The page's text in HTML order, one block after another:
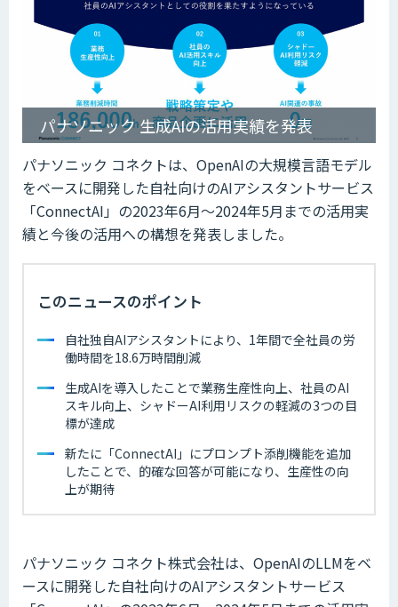
パナソニック 生成AIの活用実績を発表
パナソニック コネクトは、OpenAIの大規模言語モデル
をベースに開発した自社向けのAIアシスタントサービス
「ConnectAI」の2023年6月～2024年5月までの活用実
績と今後の活用への構想を発表しました。
このニュースのポイント
自社独自AIアシスタントにより、1年間で全社員の労
働時間を18.6万時間削減
生成AIを導入したことで業務生産性向上、社員のAI
スキル向上、シャドーAI利用リスクの軽減の3つの目
標が達成
新たに「ConnectAI」にプロンプト添削機能を追加
したことで、的確な回答が可能になり、生産性の向
上が期待
パナソニック コネクト株式会社は、OpenAIのLLMをベ
ースに開発した自社向けのAIアシスタントサービス